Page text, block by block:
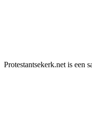
Protestantsekerk.net is een